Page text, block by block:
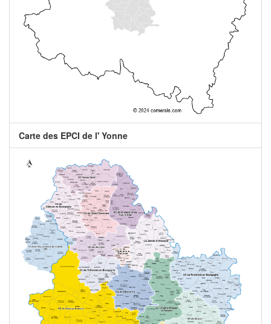
Carte des EPCI de l' Yonne